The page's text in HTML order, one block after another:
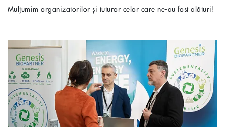
Mulțumim organizatorilor și tuturor celor care ne-au fost alături!